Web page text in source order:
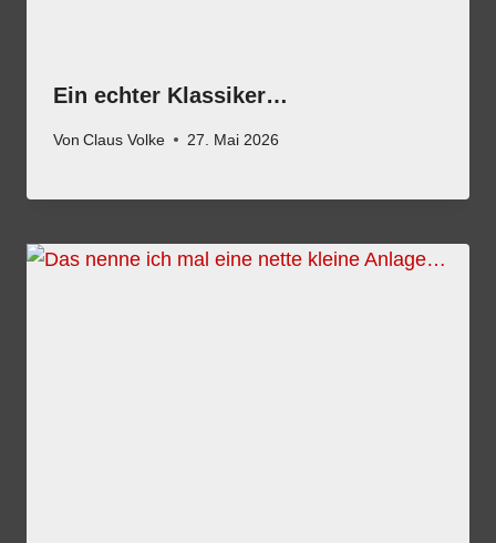
Ein echter Klassiker…
Von Claus Volke 27. Mai 2026